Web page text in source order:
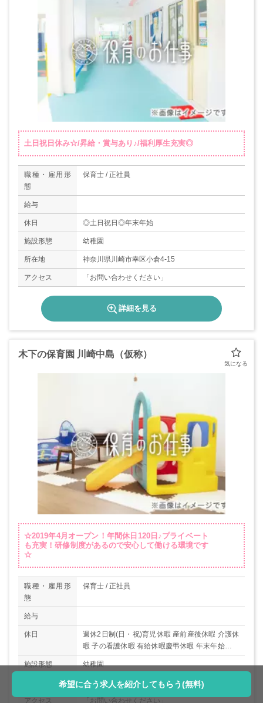
土日祝日休み☆/昇給・賞与あり♪/福利厚生充実◎
職種・雇用形
態
保育士 / 正社員
給与
休日 ◎土日祝日◎年末年始
施設形態 幼稚園
所在地 神奈川県川崎市幸区小倉4-15
アクセス 「お問い合わせください」
詳細を見る
木下の保育園 川崎中島（仮称）
☆2019年4月オープン！年間休日120日♪プライベート
も充実！研修制度があるので安心して働ける環境です
☆
職種・雇用形
態
保育士 / 正社員
給与
休日
週休2日制(日・祝)育児休暇 産前産後休暇 介護休
暇 子の看護休暇 有給休暇慶弔休暇 年末年始休暇
＊年間休日数120日
施設形態 幼稚園
神奈川県川崎市川崎区中島3-7-13
アクセス 「お問い合わせください」
希望に合う求人を紹介してもらう(無料)